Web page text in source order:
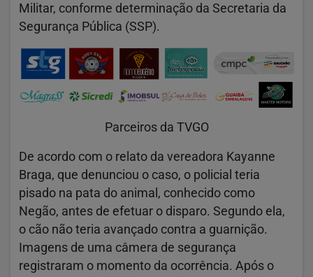
Militar, conforme determinação da Secretaria da
Segurança Pública (SSP).
Parceiros da TVGO
De acordo com o relato da vereadora Kayanne
Braga, que denunciou o caso, o policial teria
pisado na pata do animal, conhecido como
Negão, antes de efetuar o disparo. Segundo ela,
o cão não teria avançado contra a guarnição.
Imagens de uma câmera de segurança
registraram o momento da ocorrência. Após o